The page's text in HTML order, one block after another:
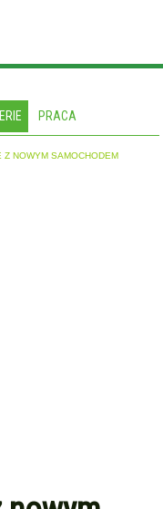
PRACA
Z NOWYM SAMOCHODEM